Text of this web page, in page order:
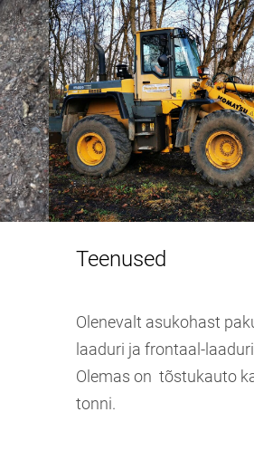
Teenused
Olenevalt asukohast
laaduri ja frontaal-
Olemas on tõstukauto
tonni.